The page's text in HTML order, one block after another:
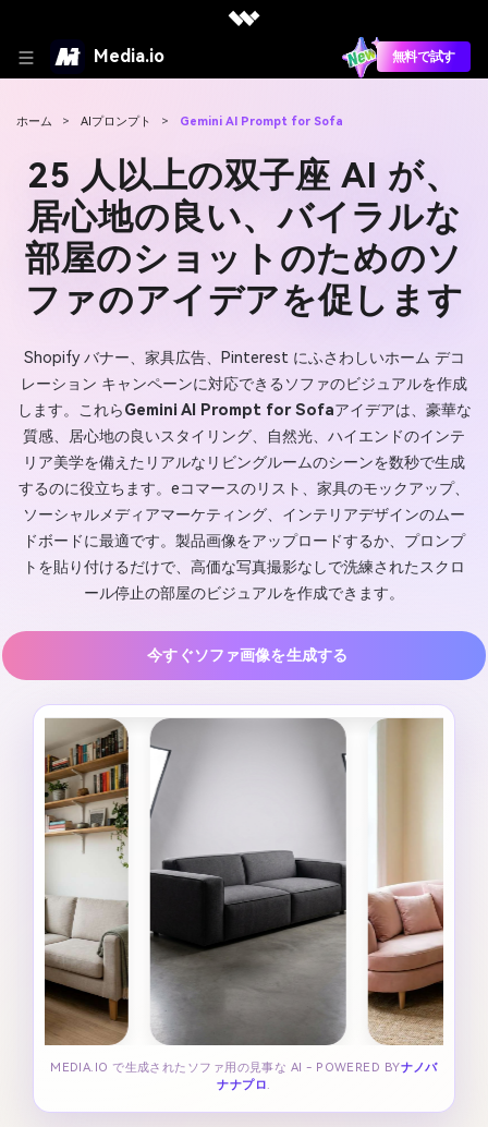
Media.io 無料で試す
ホーム > AIプロンプト > Gemini AI Prompt for Sofa
25 人以上の双子座 AI が、
居心地の良い、バイラルな
部屋のショットのためのソ
ファのアイデアを促します
Shopify バナー、家具広告、Pinterest にふさわしいホーム デコ
レーション キャンペーンに対応できるソファのビジュアルを作成
します。これらGemini AI Prompt for Sofaアイデアは、豪華な
質感、居心地の良いスタイリング、自然光、ハイエンドのインテ
リア美学を備えたリアルなリビングルームのシーンを数秒で生成
するのに役立ちます。eコマースのリスト、家具のモックアップ、
ソーシャルメディアマーケティング、インテリアデザインのムー
ドボードに最適です。製品画像をアップロードするか、プロンプ
トを貼り付けるだけで、高価な写真撮影なしで洗練されたスクロ
ール停止の部屋のビジュアルを作成できます。
今すぐソファ画像を生成する
MEDIA.IO で生成されたソファ用の見事な AI - POWERED BYナノバ
ナナプロ.